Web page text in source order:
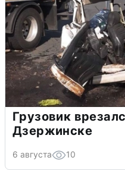
Грузовик
Дзержинске
6 августа 10